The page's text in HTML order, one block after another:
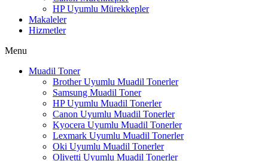
HP Uyumlu Mürekkepler
Makaleler
Hizmetler
Menu
Muadil Toner
Brother Uyumlu Muadil Tonerler
Samsung Muadil Toner
HP Uyumlu Muadil Tonerler
Canon Uyumlu Muadil Tonerler
Kyocera Uyumlu Muadil Tonerler
Lexmark Uyumlu Muadil Tonerler
Oki Uyumlu Muadil Tonerler
Olivetti Uyumlu Muadil Tonerler